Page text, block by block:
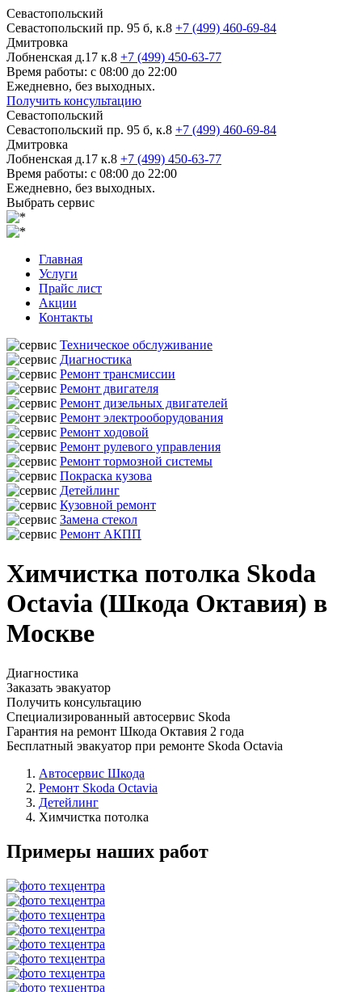
Севастопольский
Севастопольский пр. 95 б, к.8 +7 (499) 460-69-84
Дмитровка
Лобненская д.17 к.8 +7 (499) 450-63-77
Время работы: с 08:00 до 22:00
Ежедневно, без выходных.
Получить консультацию
Севастопольский
Севастопольский пр. 95 б, к.8 +7 (499) 460-69-84
Дмитровка
Лобненская д.17 к.8 +7 (499) 450-63-77
Время работы: с 08:00 до 22:00
Ежедневно, без выходных.
Выбрать сервис
Главная
Услуги
Прайс лист
Акции
Контакты
Техническое обслуживание
Диагностика
Ремонт трансмиссии
Ремонт двигателя
Ремонт дизельных двигателей
Ремонт электрооборудования
Ремонт ходовой
Ремонт рулевого управления
Ремонт тормозной системы
Покраска кузова
Детейлинг
Кузовной ремонт
Замена стекол
Ремонт АКПП
Химчистка потолка Skoda
Octavia (Шкода Октавия) в
Москве
Диагностика
Заказать эвакуатор
Получить консультацию
Специализированный автосервис Skoda
Гарантия на ремонт Шкода Октавия 2 года
Бесплатный эвакуатор при ремонте Skoda Octavia
Автосервис Шкода
Ремонт Skoda Octavia
Детейлинг
Химчистка потолка
Примеры наших работ